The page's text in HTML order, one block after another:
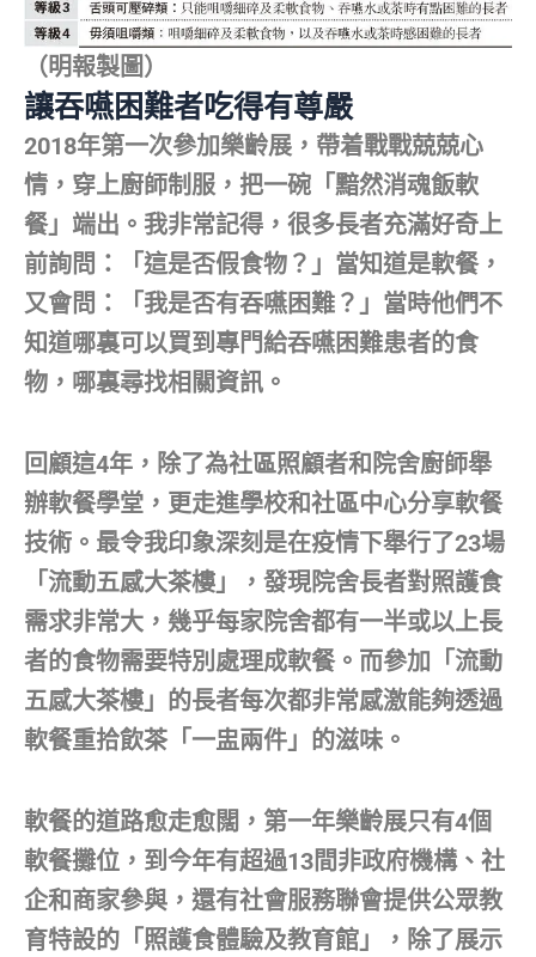
（明報製圖）
讓吞嚥困難者吃得有尊嚴
2018年第一次參加樂齡展，帶着戰戰兢兢心
情，穿上廚師制服，把一碗「黯然消魂飯軟
餐」端出。我非常記得，很多長者充滿好奇上
前詢問：「這是否假食物？」當知道是軟餐，
又會問：「我是否有吞嚥困難？」當時他們不
知道哪裏可以買到專門給吞嚥困難患者的食
物，哪裏尋找相關資訊。
回顧這4年，除了為社區照顧者和院舍廚師舉
辦軟餐學堂，更走進學校和社區中心分享軟餐
技術。最令我印象深刻是在疫情下舉行了23場
「流動五感大茶樓」，發現院舍長者對照護食
需求非常大，幾乎每家院舍都有一半或以上長
者的食物需要特別處理成軟餐。而參加「流動
五感大茶樓」的長者每次都非常感激能夠透過
軟餐重拾飲茶「一盅兩件」的滋味。
軟餐的道路愈走愈闊，第一年樂齡展只有4個
軟餐攤位，到今年有超過13間非政府機構、社
企和商家參與，還有社會服務聯會提供公眾教
育特設的「照護食體驗及教育館」，除了展示